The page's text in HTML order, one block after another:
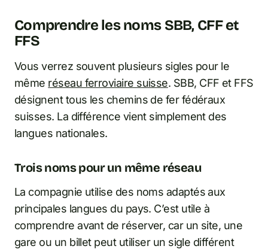
Comprendre les noms SBB, CFF et
FFS
Vous verrez souvent plusieurs sigles pour le
même réseau ferroviaire suisse. SBB, CFF et FFS
désignent tous les chemins de fer fédéraux
suisses. La différence vient simplement des
langues nationales.
Trois noms pour un même réseau
La compagnie utilise des noms adaptés aux
principales langues du pays. C’est utile à
comprendre avant de réserver, car un site, une
gare ou un billet peut utiliser un sigle différent